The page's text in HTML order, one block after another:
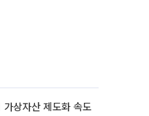
상자산 제도화 속도